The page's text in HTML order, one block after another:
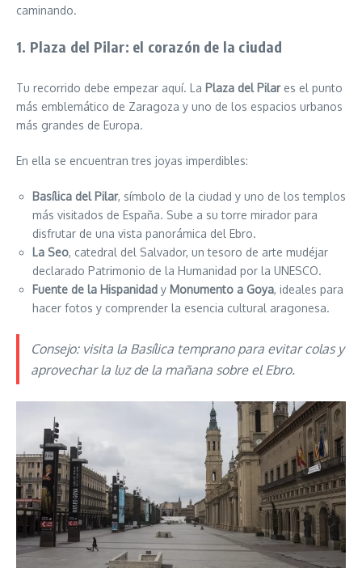
caminando.
1. Plaza del Pilar: el corazón de la ciudad
Tu recorrido debe empezar aquí. La Plaza del Pilares el punto
más emblemático de Zaragoza y uno de los espacios urbanos
más grandes de Europa.
En ella se encuentran tres joyas imperdibles:
Basílica del Pilar, símbolo de la ciudad y uno de los templos
más visitados de España. Sube a su torre mirador para
disfrutar de una vista panorámica del Ebro.
La Seo, catedral del Salvador, un tesoro de arte mudéjar
declarado Patrimonio de la Humanidad por la UNESCO.
Fuente de la Hispanidad y Monumento a Goya, ideales para
hacer fotos y comprender la esencia cultural aragonesa.
Consejo: visita la Basílica temprano para evitar colas y
aprovechar la luz de la mañana sobre el Ebro.